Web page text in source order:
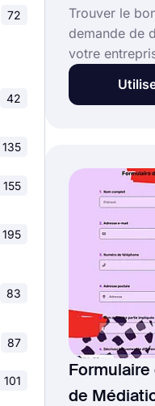
124
127
28
23
19
72
42
135
155
195
83
87
101
Trouver le
demande de
votre
compliqué.
forms.app
fonction de
souhaitez
vous suffit
bouton
dessous!
Formulaire
de